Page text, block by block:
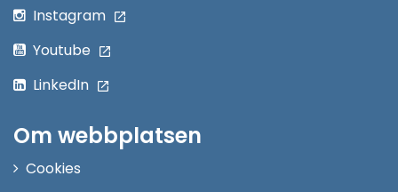
Instagram
Youtube
LinkedIn
Om webbplatsen
Cookies